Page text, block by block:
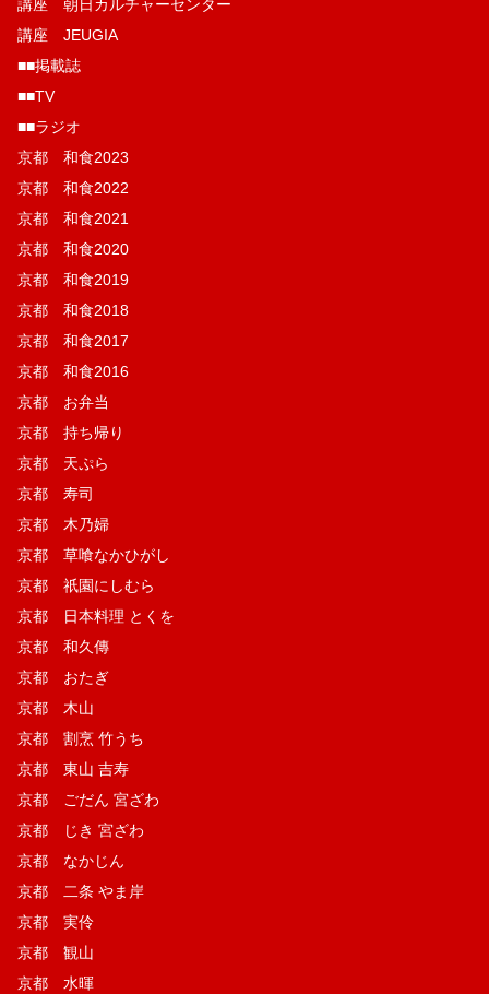
講座 朝日カルチャーセンター
講座 JEUGIA
■■掲載誌
■■TV
■■ラジオ
京都 和食2023
京都 和食2022
京都 和食2021
京都 和食2020
京都 和食2019
京都 和食2018
京都 和食2017
京都 和食2016
京都 お弁当
京都 持ち帰り
京都 天ぷら
京都 寿司
京都 木乃婦
京都 草喰なかひがし
京都 祇園にしむら
京都 日本料理 とくを
京都 和久傳
京都 おたぎ
京都 木山
京都 割烹 竹うち
京都 東山 吉寿
京都 ごだん 宮ざわ
京都 じき 宮ざわ
京都 なかじん
京都 二条 やま岸
京都 実伶
京都 観山
京都 水暉